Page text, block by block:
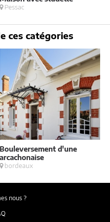
Pessac
ces catégories
Bouleversement d'une
arcachonaise
bordeaux
nous ?